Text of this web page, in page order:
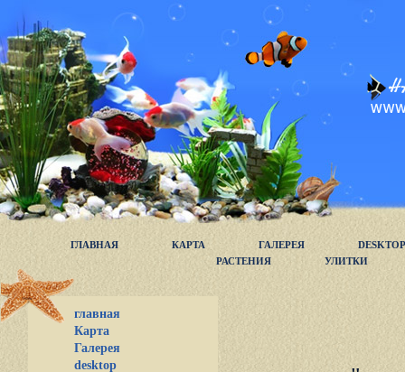
ГЛАВНАЯ КАРТА ГАЛЕРЕЯ
DESKTOP
РАСТЕНИЯ
УЛИТКИ
главная
Карта
Галерея
desktop